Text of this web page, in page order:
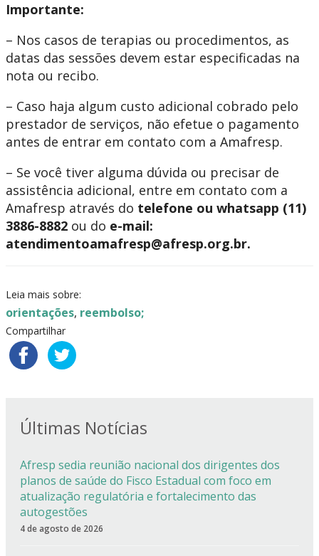
Importante:
– Nos casos de terapias ou procedimentos, as
datas das sessões devem estar especificadas na
nota ou recibo.
– Caso haja algum custo adicional cobrado pelo
prestador de serviços, não efetue o pagamento
antes de entrar em contato com a Amafresp.
– Se você tiver alguma dúvida ou precisar de
assistência adicional, entre em contato com a
Amafresp através do telefone ou whatsapp (11)
3886-8882 ou do e-mail:
atendimentoamafresp@afresp.org.br.
Leia mais sobre:
orientações, reembolso;
Compartilhar
Últimas Notícias
Afresp sedia reunião nacional dos dirigentes dos
planos de saúde do Fisco Estadual com foco em
atualização regulatória e fortalecimento das
autogestões
4 de agosto de 2026